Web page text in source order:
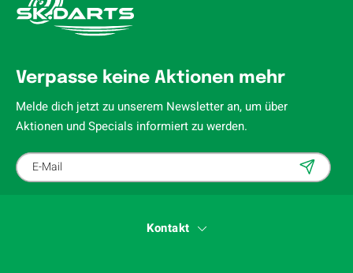
Verpasse keine Aktionen mehr
Melde dich jetzt zu unserem Newsletter an, um über
Aktionen und Specials informiert zu werden.
Kontakt